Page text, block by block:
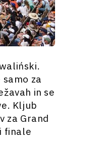
za
in se
Kljub
za Grand
finale